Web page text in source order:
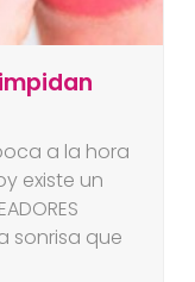
a la hora
existe un
sonrisa que